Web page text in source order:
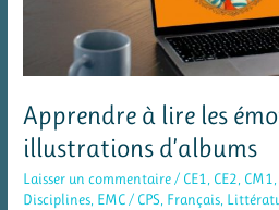
Apprendre à lire les
illustrations d’albums
Laisser un commentaire/ CE1, CE2, CM1,
Disciplines, EMC / CPS, Français,